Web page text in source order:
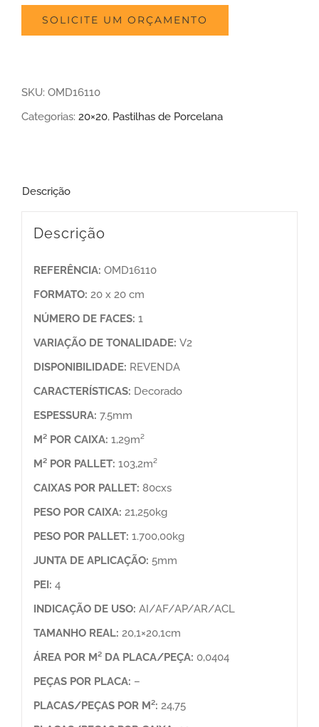
SOLICITE UM ORÇAMENTO
SKU: OMD16110
Categorias: 20×20, Pastilhas de Porcelana
Descrição
Descrição
REFERÊNCIA: OMD16110
FORMATO: 20 x 20 cm
NÚMERO DE FACES: 1
VARIAÇÃO DE TONALIDADE: V2
DISPONIBILIDADE: REVENDA
CARACTERÍSTICAS: Decorado
ESPESSURA: 7.5mm
M² POR CAIXA: 1,29m²
M² POR PALLET: 103,2m²
CAIXAS POR PALLET: 80cxs
PESO POR CAIXA: 21,250kg
PESO POR PALLET: 1.700,00kg
JUNTA DE APLICAÇÃO: 5mm
PEI: 4
INDICAÇÃO DE USO: AI/AF/AP/AR/ACL
TAMANHO REAL: 20,1×20,1cm
ÁREA POR M² DA PLACA/PEÇA: 0,0404
PEÇAS POR PLACA: –
PLACAS/PEÇAS POR M²: 24,75